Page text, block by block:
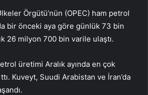
Örgütü’nün (OPEC) ham petrol
bir önceki aya göre günlük 73 bin
26 milyon 700 bin varile ulaştı.
üretimi Aralık ayında en çok
Kuveyt, Suudi Arabistan ve İran’da